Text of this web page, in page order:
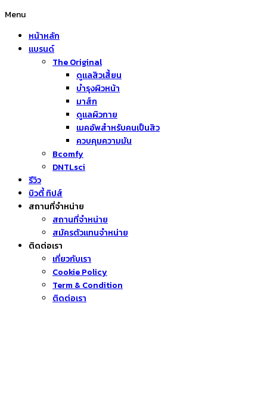
Menu
หน้าหลัก
แบรนด์
The Original
ดูแลสิวเสี้ยน
บำรุงผิวหน้า
มาส์ก
ดูแลผิวกาย
เมคอัพสำหรับคนเป็นสิว
ควบคุมความมัน
Bcomfy
DNTLsci
รีวิว
บิวตี้ ทิปส์
สถานที่จำหน่าย
สถานที่จำหน่าย
สมัครตัวแทนจำหน่าย
ติดต่อเรา
เกี่ยวกับเรา
Cookie Policy
Term & Condition
ติดต่อเรา